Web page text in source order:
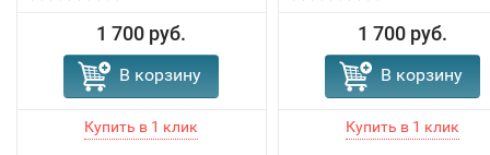
1 700 руб.
В корзину
1 700 руб.
В корзину